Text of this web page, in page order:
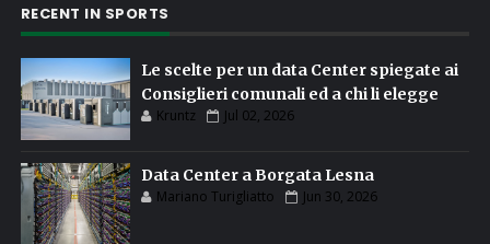
RECENT IN SPORTS
Le scelte per un data Center spiegate ai
Consiglieri comunali ed a chi li elegge
Kruntz Jul 02, 2026
Data Center a Borgata Lesna
Mariano Turigliatto Jun 30, 2026